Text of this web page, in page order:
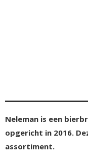
Neleman is een
opgericht in 2016.
assortiment.